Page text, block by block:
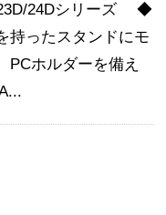
24Dシリーズ ◆
持ったスタンドにモ
PCホルダーを備え